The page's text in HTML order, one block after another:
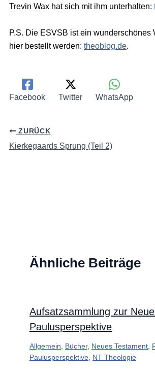
Trevin Wax hat sich mit ihm unterhalten:
P.S. Die ESVSB ist ein
hier bestellt werden: theoblog.de.
Facebook Twitter WhatsApp
ZURÜCK
Kierkegaards Sprung (Teil 2)
Ähnliche Beiträge
Aufsatzsammlung zur
Paulusperspektive
Allgemein Bücher, Neues Testament
Paulusperspektive NT Theologie